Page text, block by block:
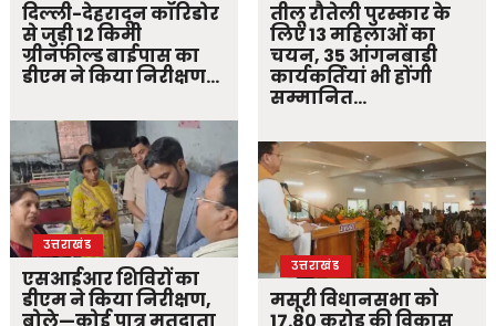
दिल्ली-देहरादून कॉरिडोर
से जुड़ी 12 किमी
ग्रीनफील्ड बाईपास का
डीएम ने किया निरीक्षण…
उत्तराखंड
एसआईआर शिविरों का
डीएम ने किया निरीक्षण,
बोले—कोई पात्र मतदाता
तीलू रौतेली पुरस्कार के
लिए 13 महिलाओं का
चयन, 35 आंगनबाड़ी
कार्यकर्तियां भी होंगी
सम्मानित…
उत्तराखंड
मसूरी विधानसभा को
17.80 करोड़ की विकास